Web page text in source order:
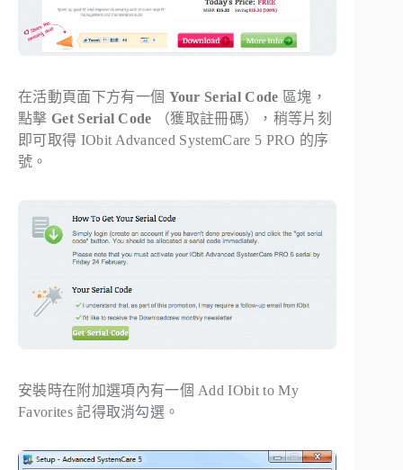
在活動頁面下方有一個 Your Serial Code 區塊，
點擊 Get Serial Code （獲取註冊碼），稍等片刻
即可取得 IObit Advanced SystemCare 5 PRO 的序
號。
安裝時在附加選項內有一個 Add IObit to My
Favorites 記得取消勾選。